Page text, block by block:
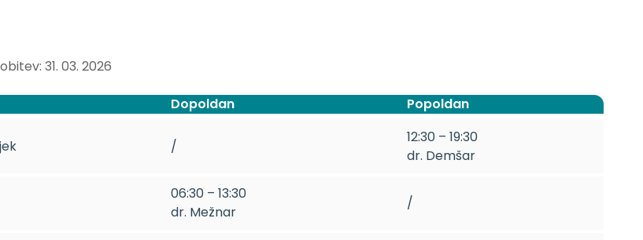
31. 03. 2026
Dopoldan Popoldan
/
12:30 – 19:30
dr. Demšar
06:30 – 13:30
dr. Mežnar
/